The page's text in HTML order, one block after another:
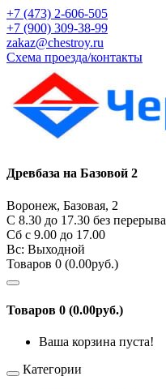
+7 (473) 2-606-505
+7 (900) 309-38-99
zakaz@chestroy.ru
Схема проезда/контакты
Древбаза на Базовой 2
Воронеж, Базовая, 2
С 8.30 до 17.30 без перерыва
Сб c 9.00 до 17.00
Вс: Выходной
Товаров 0 (0.00руб.)
Товаров 0 (0.00руб.)
Ваша корзина пуста!
Категории